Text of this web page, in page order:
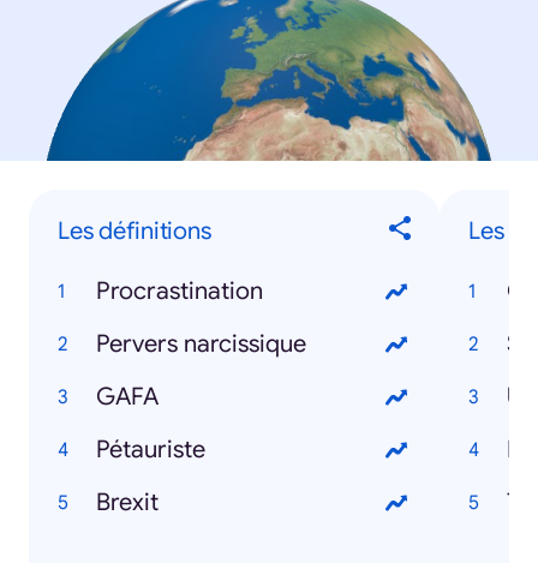
Les définitions
Procrastination
Pervers narcissique
GAFA
Pétauriste
Brexit
Les